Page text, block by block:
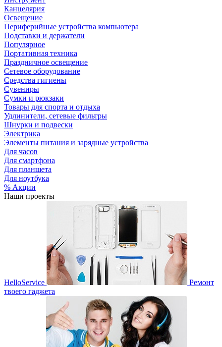
Канцелярия
Освещение
Периферийные устройства компьютера
Подставки и держатели
Популярное
Портативная техника
Праздничное освещение
Сетевое оборудование
Средства гигиены
Сувениры
Сумки и рюкзаки
Товары для спорта и отдыха
Удлинители, сетевые фильтры
Шнурки и подвески
Электрика
Элементы питания и зарядные устройства
Для часов
Для смартфона
Для планшета
Для ноутбука
% Акции
Наши проекты
HelloService
Ремонт
твоего гаджета